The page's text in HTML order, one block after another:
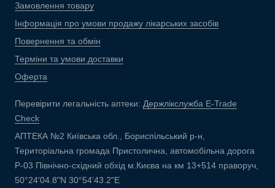
Замовлення товару
Інформація про умови продажу лікарських засобів
Повернення та обмін
Терміни та умови доставки
Оферта
Перевірити легальність аптеки: Держлікслужба E-Trade
Check
АПТЕКА №2 Київська обл., Бориспільський р-н,
Територіальна громада Пристолична, автомобільна дорога
Р-03 Північно-східний обхід м.Києва на км 13+514 праворуч,
50°24'04.8"N 30°54'43.2"E